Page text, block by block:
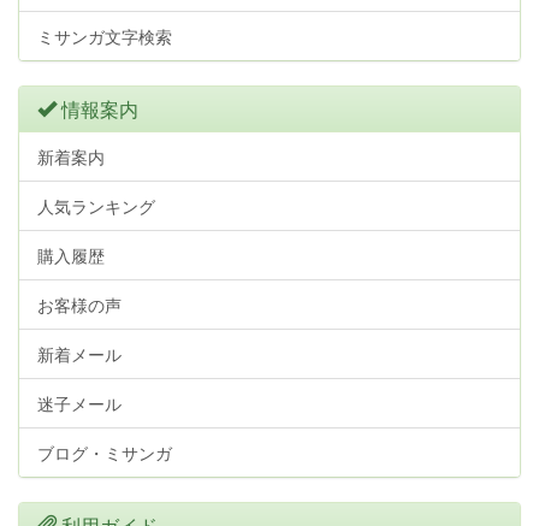
ミサンガ文字検索
情報案内
新着案内
人気ランキング
購入履歴
お客様の声
新着メール
迷子メール
ブログ・ミサンガ